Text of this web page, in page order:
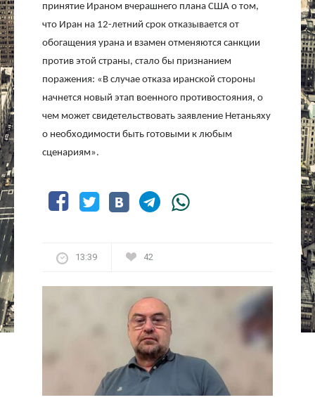
принятие Ираном вчерашнего плана США о том,
что Иран на 12-летний срок отказывается от
обогащения урана и взамен отменяются санкции
против этой страны, стало бы признанием
поражения: «В случае отказа иранской стороны
начнется новый этап военного противостояния, о
чем может свидетельствовать заявление Нетаньяху
о необходимости быть готовыми к любым
сценариям».
13:39 42